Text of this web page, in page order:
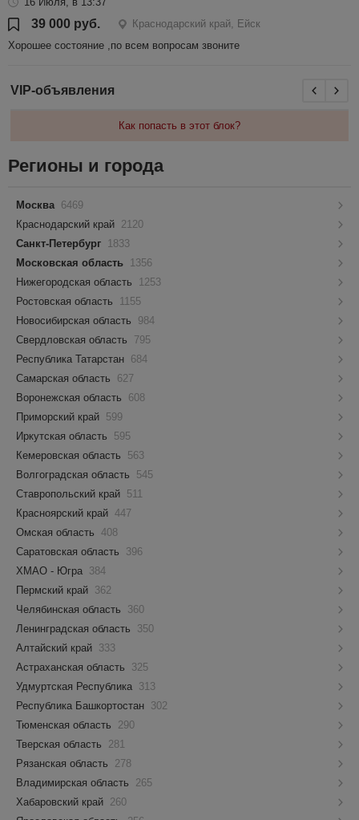
39 000 руб.
Краснодарский край, Ейск
Хорошее состояние ,по всем вопросам звоните
VIP-объявления
Как попасть в этот блок?
Регионы и города
Москва 6469
Краснодарский край 2120
Санкт-Петербург 1833
Московская область 1356
Нижегородская область
1253
Ростовская область
1155
Новосибирская область
984
Свердловская область
795
Республика Татарстан 684
Самарская область
627
Воронежская область
608
Приморский край 599
Иркутская область
595
Кемеровская область
563
Волгоградская область
545
Ставропольский край 511
Красноярский край 447
Омская область 408
Саратовская область
396
ХМАО - Югра 384
Пермский край 362
Челябинская область
360
Ленинградская область
350
Алтайский край 333
Астраханская область
325
Удмуртская Республика 313
Республика Башкортостан 302
Тюменская область
290
Тверская область
281
Рязанская область
278
Владимирская область
265
Хабаровский край 260